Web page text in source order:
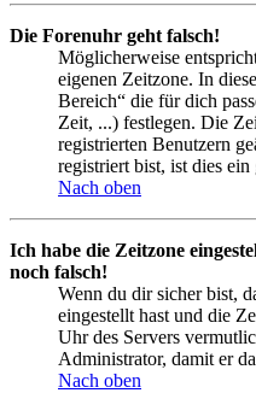
Die Forenuhr geht falsch!
Möglicherweise
eigenen Zeitzone. In
Bereich“ die für dich
Zeit, ...) festlegen. Die
registrierten Benutzern
registriert bist, ist dies
Nach oben
Ich habe die Zeitzone
noch falsch!
Wenn du dir sicher bist,
eingestellt hast und die
Uhr des Servers
Administrator, damit er
Nach oben